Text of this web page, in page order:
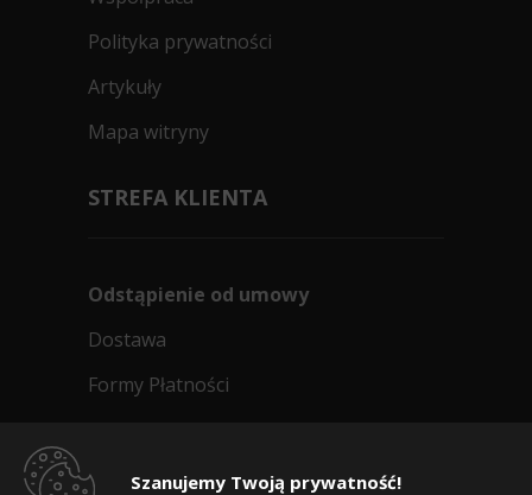
Szanujemy Twoją prywatność!
Polityka prywatności
Artykuły
Mapa witryny
STREFA KLIENTA
Odstąpienie od umowy
Dostawa
Formy Płatności
Dlaczego warto kupić w 24opony.pl